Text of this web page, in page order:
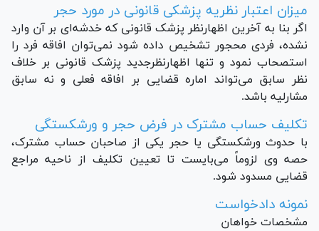
میزان اعتبار نظریه پزشکی قانونی در مورد حجر
اگر بنا به آخرین اظهارنظر پزشک قانونی که خدشه‌ای بر آن وارد
نشده، فردی محجور تشخیص داده شود نمی‌توان افاقه فرد را
استصحاب نمود و تنها اظهارنظرجدید پزشک قانونی بر خلاف
نظر سابق می‌تواند اماره قضایی بر افاقه فعلی و نه سابق
مشارلیه باشد.
تکلیف حساب مشترک در فرض حجر و ورشکستگی
با حدوث ورشکستگی یا حجر یکی از صاحبان حساب مشترک،
حصه وی لزوماً می‌بایست تا تعیین تکلیف از ناحیه مراجع
قضایی مسدود شود.
نمونه دادخواست
مشخصات خواهان